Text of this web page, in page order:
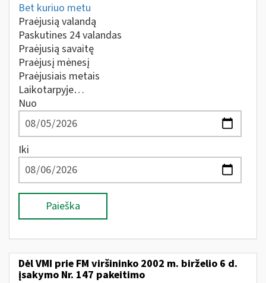
Bet kuriuo metu
Praėjusią valandą
Paskutines 24 valandas
Praėjusią savaitę
Praėjusį mėnesį
Praėjusiais metais
Laikotarpyje…
Nuo
Iki
Paieška
Dėl VMI prie FM viršininko 2002 m. birželio 6 d.
įsakymo Nr. 147 pakeitimo